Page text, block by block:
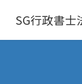
SG行政書士